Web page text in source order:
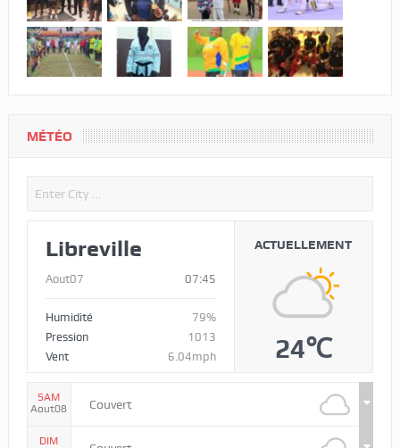
MÉTÉO
Libreville
Aout07 07:45
Humidité
79%
Pression
1013
Vent
6.04mph
ACTUELLEMENT
24℃
SAM
Aout08
Couvert
DIM